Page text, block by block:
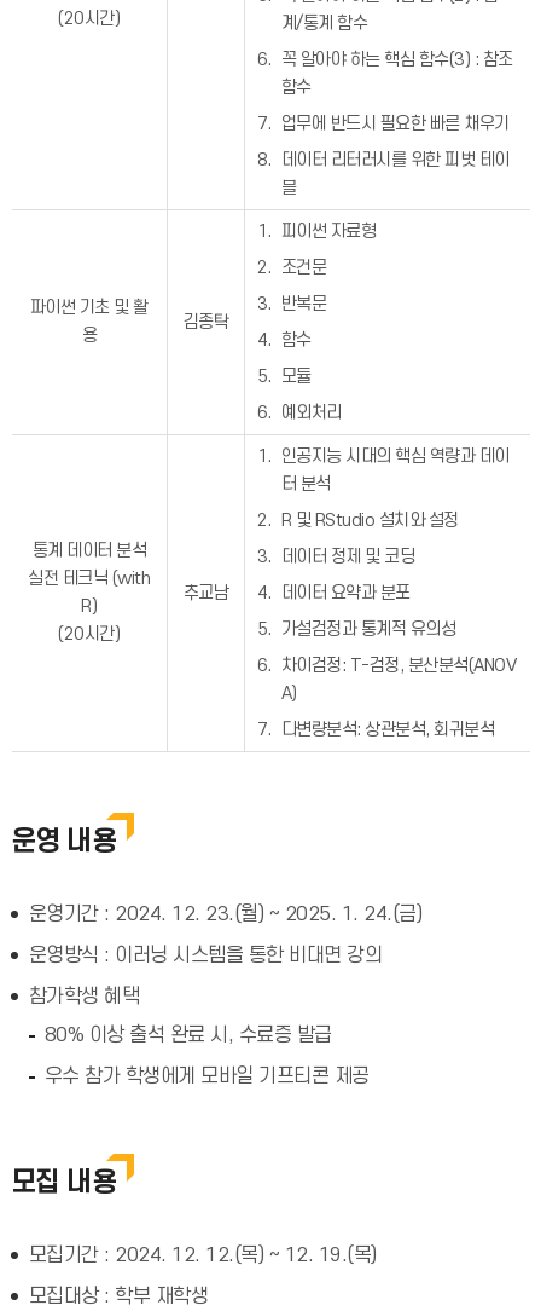
(20시간)
계/통계 함수
꼭 알아야 하는 핵심 함수(3) : 참조
함수
업무에 반드시 필요한 빠른 채우기
데이터 리터러시를 위한 피벗 테이
블
파이썬 기초 및 활
용
김종탁
피이썬 자료형
조건문
반복문
함수
모듈
예외처리
통계 데이터 분석
실전 테크닉 (with
R)
(20시간)
추교남
인공지능 시대의 핵심 역량과 데이
터 분석
R 및 RStudio 설치와 설정
데이터 정제 및 코딩
데이터 요약과 분포
가설검정과 통계적 유의성
차이검정: T-검정, 분산분석(ANOV
A)
다변량분석: 상관분석, 회귀분석
운영 내용
운영기간 : 2024. 12. 23.(월) ~ 2025. 1. 24.(금)
운영방식 : 이러닝 시스템을 통한 비대면 강의
참가학생 혜택
80% 이상 출석 완료 시, 수료증 발급
우수 참가 학생에게 모바일 기프티콘 제공
모집 내용
모집기간 : 2024. 12. 12.(목) ~ 12. 19.(목)
모집대상 : 학부 재학생